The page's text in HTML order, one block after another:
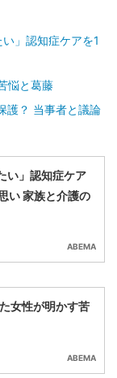
」認知症ケアを1
悩と葛藤
護？ 当事者と議論
い」認知症ケア
い 家族と介護の
ABEMA
女性が明かす苦
ABEMA